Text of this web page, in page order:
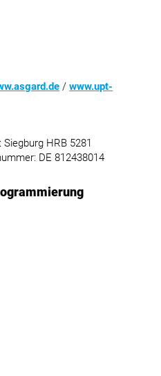
/www.upt-
HRB 5281
DE 812438014